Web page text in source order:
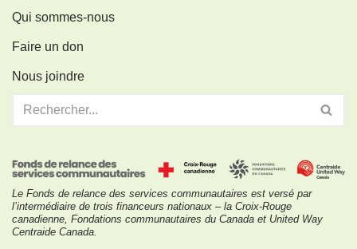
Qui sommes-nous
Faire un don
Nous joindre
Le Fonds de relance des services communautaires est versé par
l’intermédiaire de trois financeurs nationaux – la Croix-Rouge
canadienne, Fondations communautaires du Canada et United Way
Centraide Canada.